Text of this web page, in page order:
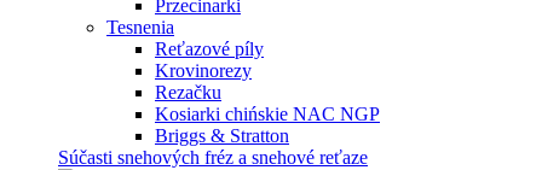
Przecinarki
Tesnenia
Reťazové píly
Krovinorezy
Rezačku
Kosiarki chińskie NAC NGP
Briggs & Stratton
Súčasti snehových fréz a snehové reťaze